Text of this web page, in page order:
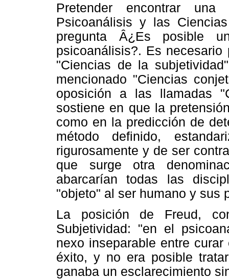
Pretender encontrar
Psicoanálisis y las
pregunta Â¿Es posible
psicoanálisis?. Es
"Ciencias de la
mencionado "Ciencias
oposición a las llamadas
sostiene en que la
como en la predicción de
método definido,
rigurosamente y de ser
que surge otra
abarcarían todas las
"objeto" al ser humano y sus
La posición de Freud,
Subjetividad: "en el
nexo inseparable entre
éxito, y no era posible
ganaba un esclarecimiento